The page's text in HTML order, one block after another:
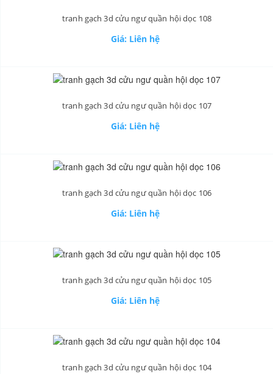
tranh gạch 3d cửu ngư quần hội dọc 108
Giá: Liên hệ
tranh gạch 3d cửu ngư quần hội dọc 107
Giá: Liên hệ
tranh gạch 3d cửu ngư quần hội dọc 106
Giá: Liên hệ
tranh gạch 3d cửu ngư quần hội dọc 105
Giá: Liên hệ
tranh gạch 3d cửu ngư quần hội dọc 104